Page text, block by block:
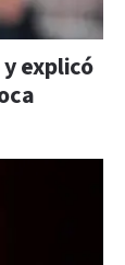
explicó